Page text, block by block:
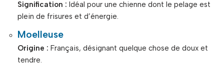
Signification : Idéal pour une chienne dont le pelage est
plein de frisures et d’énergie.
Moelleuse
Origine : Français, désignant quelque chose de doux et
tendre.